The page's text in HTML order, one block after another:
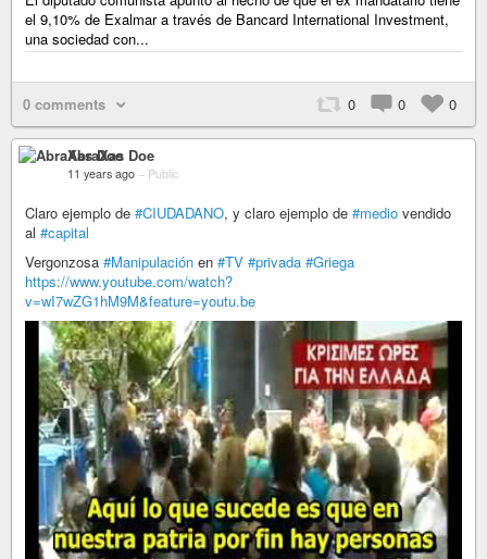
el 9,10% de Exalmar a través de Bancard International Investment,
una sociedad con...
0 comments 0 0 0
AbraXas Doe
11 years ago – Public
Claro ejemplo de #CIUDADANO, y claro ejemplo de #medio vendido
al #capital
Vergonzosa #Manipulación en #TV #privada #Griega
https://www.youtube.com/watch?
v=wI7wZG1hM9M&feature=youtu.be